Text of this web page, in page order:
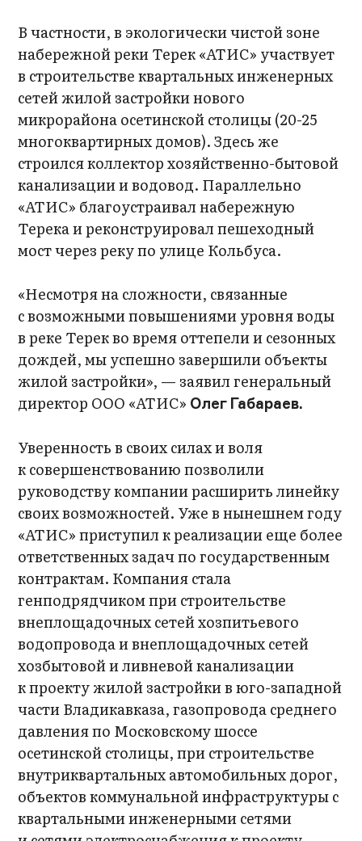
В частности, в экологически чистой зоне
набережной реки Терек «АТИС» участвует
в строительстве квартальных инженерных
сетей жилой застройки нового
микрорайона осетинской столицы (20-25
многоквартирных домов). Здесь же
строился коллектор хозяйственно-бытовой
канализации и водовод. Параллельно
«АТИС» благоустраивал набережную
Терека и реконструировал пешеходный
мост через реку по улице Кольбуса.
«Несмотря на сложности, связанные
с возможными повышениями уровня воды
в реке Терек во время оттепели и сезонных
дождей, мы успешно завершили объекты
жилой застройки», — заявил генеральный
директор ООО «АТИС» Олег Габараев.
Уверенность в своих силах и воля
к совершенствованию позволили
руководству компании расширить линейку
своих возможностей. Уже в нынешнем году
«АТИС» приступил к реализации еще более
ответственных задач по государственным
контрактам. Компания стала
генподрядчиком при строительстве
внеплощадочных сетей хозпитьевого
водопровода и внеплощадочных сетей
хозбытовой и ливневой канализации
к проекту жилой застройки в юго-западной
части Владикавказа, газопровода среднего
давления по Московскому шоссе
осетинской столицы, при строительстве
внутриквартальных автомобильных дорог,
объектов коммунальной инфраструктуры с
квартальными инженерными сетями